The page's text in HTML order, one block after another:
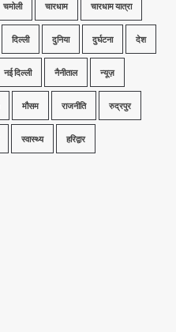
चमोली चारधाम चारधाम यात्रा
दिल्ली दुनिया दुर्घटना देश
नई दिल्ली नैनीताल न्यूज़
मौसम राजनीति रुद्रपुर
स्वास्थ्य हरिद्वार